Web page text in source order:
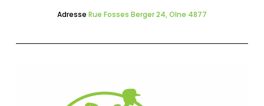
Adresse Rue Fosses Berger 24, Olne 4877